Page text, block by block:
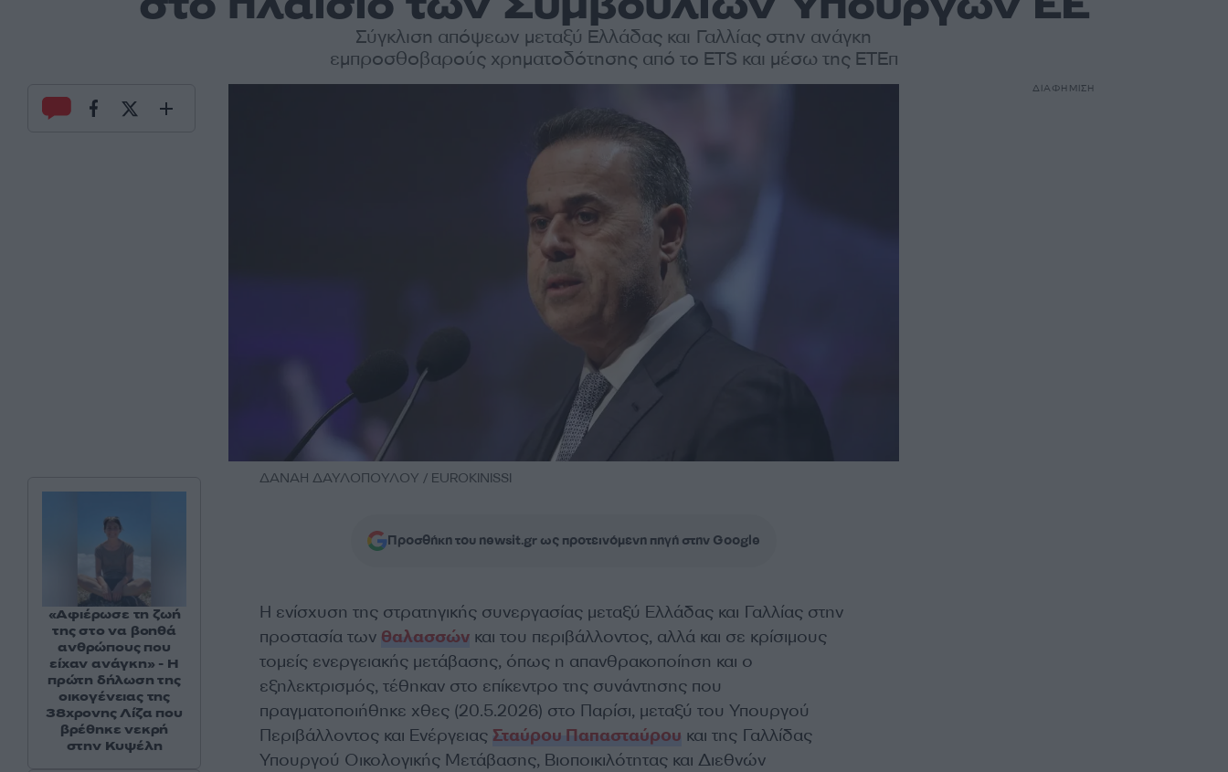
Σύγκλιση απόψεων μεταξύ Ελλάδας και Γαλλίας στην ανάγκη
εμπροσθοβαρούς χρηματοδότησης από το ETS και μέσω της ΕΤΕπ
ΔΑΝΑΗ ΔΑΥΛΟΠΟΥΛΟΥ / EUROKINISSI
Προσθήκη του newsit.gr ως προτεινόμενη πηγή στην Google
Η ενίσχυση της στρατηγικής συνεργασίας μεταξύ Ελλάδας και Γαλλίας στην
προστασία των θαλασσώνκαι του περιβάλλοντος, αλλά και σε κρίσιμους
τομείς ενεργειακής μετάβασης, όπως η απανθρακοποίηση και ο
εξηλεκτρισμός, τέθηκαν στο επίκεντρο της συνάντησης που
πραγματοποιήθηκε χθες (20.5.2026) στο Παρίσι, μεταξύ του Υπουργού
Περιβάλλοντος και Ενέργειας Σταύρου Παπασταύρου και της Γαλλίδας
Υπουργού Οικολογικής Μετάβασης, Βιοποικιλότητας και Διεθνών
«Αφιέρωσε τη ζωή
της στο να βοηθά
ανθρώπους που
είχαν ανάγκη» - Η
πρώτη δήλωση της
οικογένειας της
38χρονης Λίζα που
βρέθηκε νεκρή
στην Κυψέλη
ΔΙΑΦΗΜΙΣΗ